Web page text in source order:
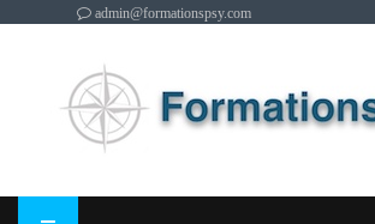
admin@formationspsy.com